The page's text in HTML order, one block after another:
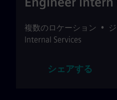
複数のロケーション •
Internal Services
シェアする